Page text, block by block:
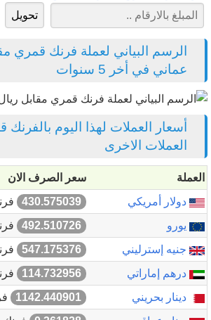
الرسم البياني لعملة فرنك قمري
عماني في أخر 5 سنوات
أسعار العملات لهذا اليوم
العملات الاخرى
العملة
سعر الصرف الان
دولار أمريكي
430.575039
يورو
492.510726
جنيه إسترليني
547.175376
درهم إماراتي
114.732956
دينار بحريني
1142.440901